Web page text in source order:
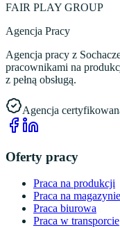
FAIR PLAY GROUP
Agencja Pracy
Agencja pracy z
pracownikami na
z pełną obsługą.
Agencja
Oferty pracy
Praca na produkcji
Praca na magazynie
Praca biurowa
Praca w transporcie